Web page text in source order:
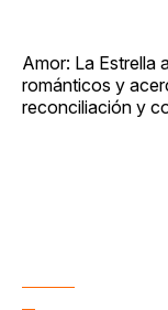
Amor: La Estrella
románticos y
reconciliación y